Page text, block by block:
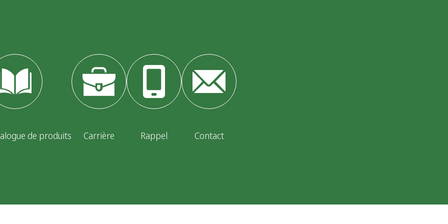
de produits Carrière Rappel Contact